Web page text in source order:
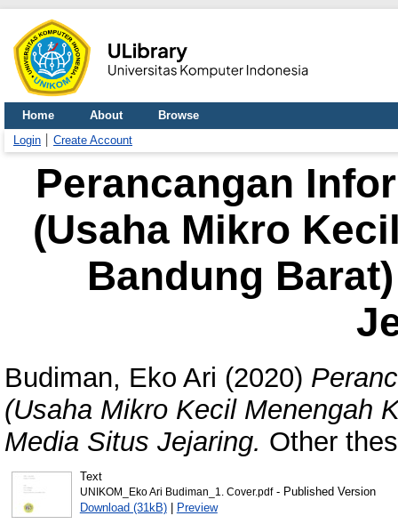
Home About
Browse
Login
Create Account
Perancangan
(Usaha Mikro
Bandung
Budiman, Eko Ari (2020)
(Usaha Mikro Kecil Menengah
Media Situs Jejaring. Other
Text
UNIKOM_Eko Ari Budiman_1. Cover.pdf- Published Version
Download (31kB)| Preview